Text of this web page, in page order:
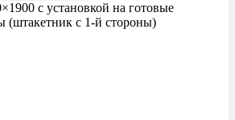
с установкой на готовые
(штакетник с 1-й стороны)